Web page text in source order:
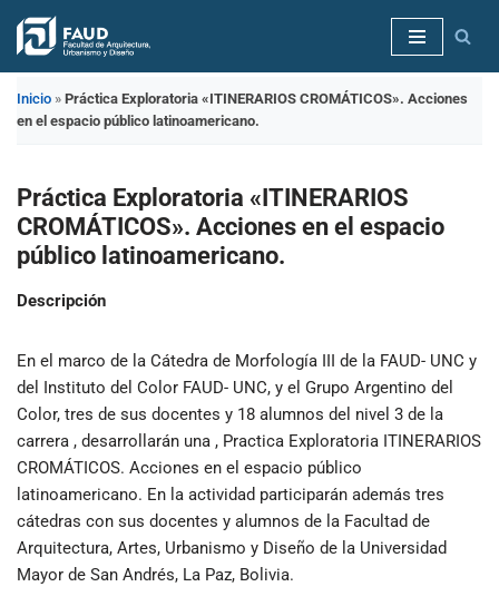
Saltar
contenido
Inicio » Práctica Exploratoria «ITINERARIOS CROMÁTICOS». Acciones
en el espacio público latinoamericano.
Práctica Exploratoria «ITINERARIOS
CROMÁTICOS». Acciones en el espacio
público latinoamericano.
Descripción
En el marco de la Cátedra de Morfología III de la FAUD- UNC y
del Instituto del Color FAUD- UNC, y el Grupo Argentino del
Color, tres de sus docentes y 18 alumnos del nivel 3 de la
carrera , desarrollarán una , Practica Exploratoria ITINERARIOS
CROMÁTICOS. Acciones en el espacio público
latinoamericano. En la actividad participarán además tres
cátedras con sus docentes y alumnos de la Facultad de
Arquitectura, Artes, Urbanismo y Diseño de la Universidad
Mayor de San Andrés, La Paz, Bolivia.